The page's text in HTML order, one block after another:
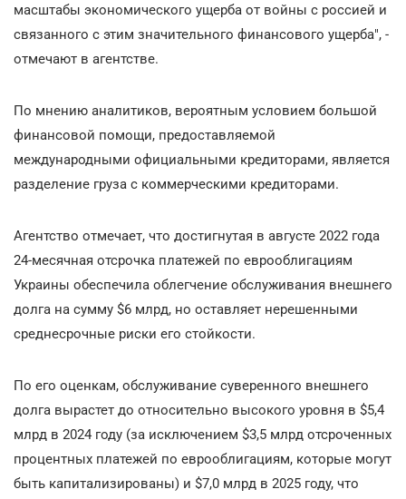
масштабы экономического ущерба от войны с россией и
связанного с этим значительного финансового ущерба", -
отмечают в агентстве.
По мнению аналитиков, вероятным условием большой
финансовой помощи, предоставляемой
международными официальными кредиторами, является
разделение груза с коммерческими кредиторами.
Агентство отмечает, что достигнутая в августе 2022 года
24-месячная отсрочка платежей по еврооблигациям
Украины обеспечила облегчение обслуживания внешнего
долга на сумму $6 млрд, но оставляет нерешенными
среднесрочные риски его стойкости.
По его оценкам, обслуживание суверенного внешнего
долга вырастет до относительно высокого уровня в $5,4
млрд в 2024 году (за исключением $3,5 млрд отсроченных
процентных платежей по еврооблигациям, которые могут
быть капитализированы) и $7,0 млрд в 2025 году, что